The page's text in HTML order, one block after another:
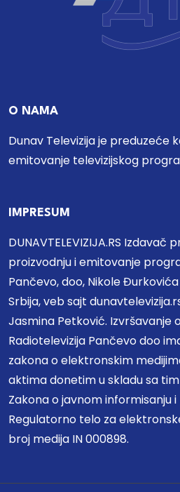
O NAMA
Dunav Televizija je preduzeće
emitovanje televizijskog
IMPRESUM
DUNAVTELEVIZIJA.RS
proizvodnju i emitovanje
Pančevo, doo, Nikole
Srbija, veb sajt
Jasmina Petković. Izvršavanje
Radiotelevizija Pančevo doo
zakona o elektronskim
aktima donetim u skladu sa
Zakona o javnom informisanju
Regulatorno telo za
broj medija IN 000898.